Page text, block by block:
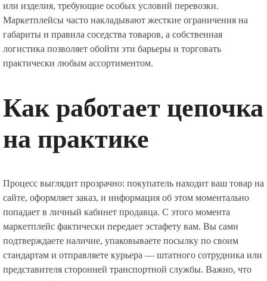
или изделия, требующие особых условий перевозки.
Маркетплейсы часто накладывают жесткие ограничения на
габариты и правила соседства товаров, а собственная
логистика позволяет обойти эти барьеры и торговать
практически любым ассортиментом.
Как работает цепочка
на практике
Процесс выглядит прозрачно: покупатель находит ваш товар на
сайте, оформляет заказ, и информация об этом моментально
попадает в личный кабинет продавца. С этого момента
маркетплейс фактически передает эстафету вам. Вы сами
подтверждаете наличие, упаковываете посылку по своим
стандартам и отправляете курьера — штатного сотрудника или
представителя сторонней транспортной службы. Важно, что